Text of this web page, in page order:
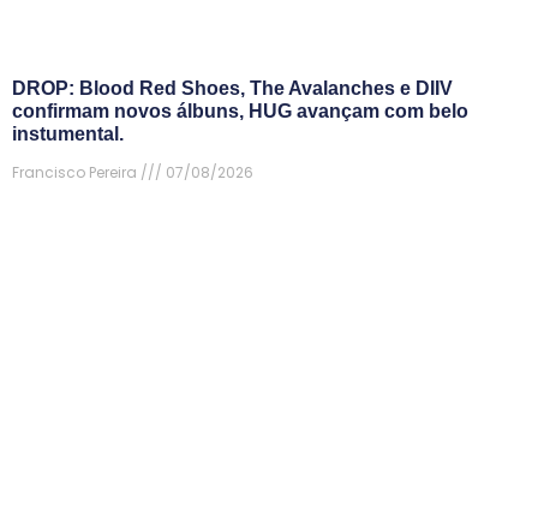
DROP: Blood Red Shoes, The Avalanches e DIIV
confirmam novos álbuns, HUG avançam com belo
instumental.
Francisco Pereira
07/08/2026